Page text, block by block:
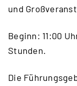
und
Beginn: 11:00
Stunden.
Die